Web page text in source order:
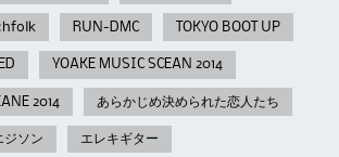
RUN-DMC TOKYO BOOT UP
YOAKE MUSIC SCEAN 2014
2014 あらかじめ決められた恋人たち
ジソン エレキギター